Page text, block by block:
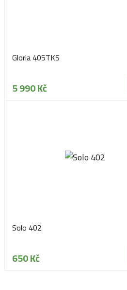
Gloria 405TKS
5 990 Kč
Solo 402
650 Kč